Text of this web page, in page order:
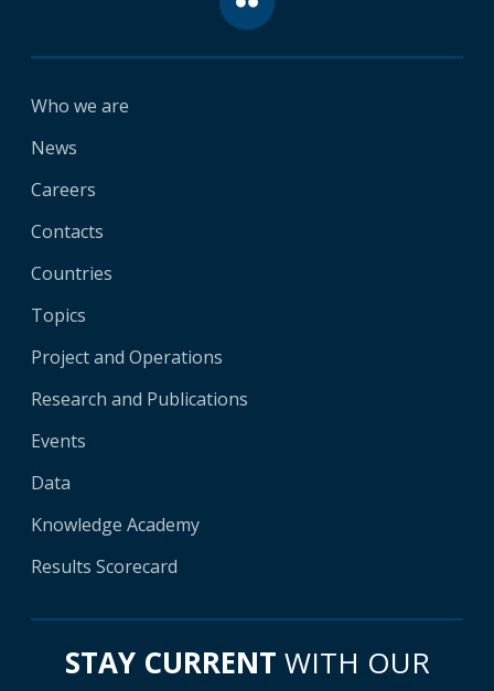
Who we are
News
Careers
Contacts
Countries
Topics
Project and Operations
Research and Publications
Events
Data
Knowledge Academy
Results Scorecard
STAY CURRENT WITH OUR